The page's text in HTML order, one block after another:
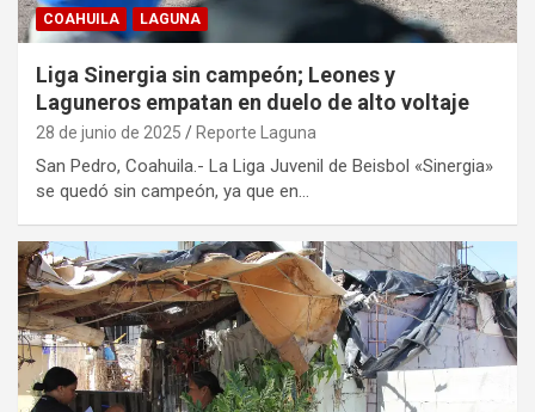
COAHUILA LAGUNA
Liga Sinergia sin campeón; Leones y
Laguneros empatan en duelo de alto voltaje
28 de junio de 2025 Reporte Laguna
San Pedro, Coahuila.- La Liga Juvenil de Beisbol «Sinergia»
se quedó sin campeón, ya que en…